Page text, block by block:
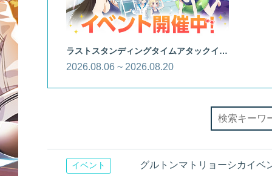
ラストスタンディングタイムアタックイベント
2026.08.06 ~ 2026.08.20
イベント グルトンマトリョーシカイベ